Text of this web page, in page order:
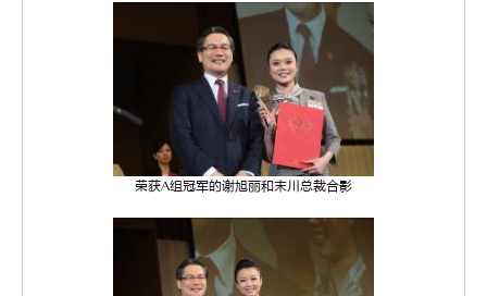
荣获A组冠军的谢旭丽和末川总裁合影